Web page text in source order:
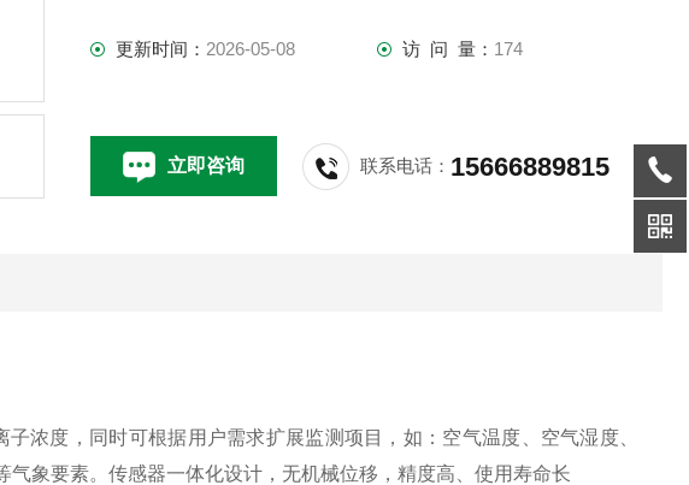
更新时间： 2026-05-08 访 问 量： 174
立即咨询 联系电话： 15666889815
浓度，同时可根据用户需求扩展监测项目，如：空气温度、空气湿度、
象要素。传感器一体化设计，无机械位移，精度高、使用寿命长